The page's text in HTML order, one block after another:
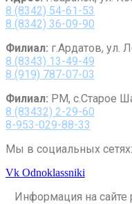
8 (8342) 54-61-53
8 (8342) 36-09-90
Филиал: г.Ардатов, ул.
8 (8343) 13-49-49
8 (919) 787-07-03
Филиал: РМ, с.Старое
8 (83432) 2-29-60
8-953-029-88-33
Мы в социальных сетях:
Vk Odnoklassniki
Информация на